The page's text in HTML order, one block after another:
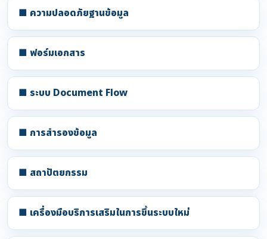
■ ความปลอดภัยฐานข้อมูล
■ ฟอร์มเอกสาร
■ ระบบ Document Flow
■ การสำรองข้อมูล
■ สถาปัตยกรรม
■ เครื่องมือบริการเสริมในการขึ้นระบบใหม่